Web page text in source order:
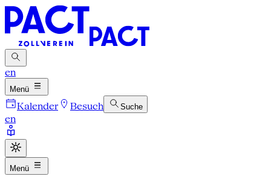
en
Menü
Kalender Besuch Suche
en
Menü